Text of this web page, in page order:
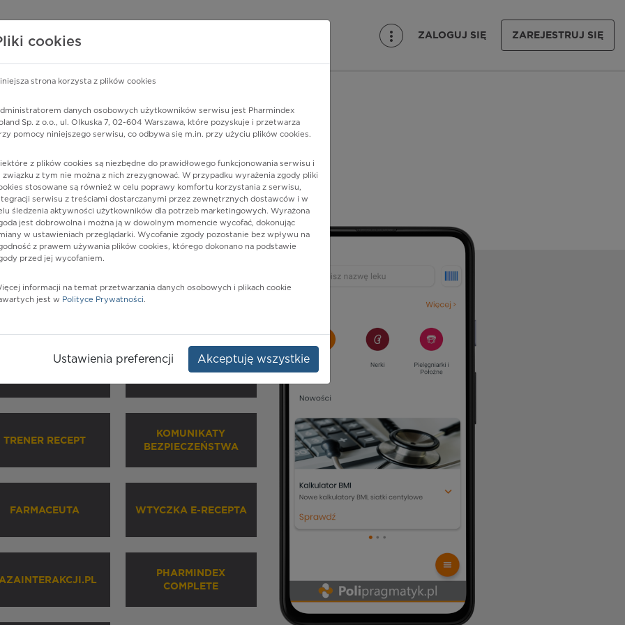
o lekach
PHARMINDEX ZALOGUJ SIĘ ZAREJESTRUJ SIĘ
ochrony zdrowia
INHALATORY
TRENER RECEPT
KOMUNIKATY
BEZPIECZEŃSTWA
FARMACEUTA WTYCZKA E-RECEPTA
PHARMINDEX
COMPLETE
cookies
strona korzysta z plików cookies
danych osobowych użytkowników serwisu jest Pharmindex
Sp. z o.o., ul. Olkuska 7, 02-604 Warszawa, które pozyskuje i przetwarza
pomocy niniejszego serwisu, co odbywa się m.in. przy użyciu plików cookies.
z plików cookies są niezbędne do prawidłowego funkcjonowania serwisu i
związku z tym nie można z nich zrezygnować. W przypadku wyrażenia zgody pliki
stosowane są również w celu poprawy komfortu korzystania z serwisu,
serwisu z treściami dostarczanymi przez zewnętrznych dostawców i w
śledzenia aktywności użytkowników dla potrzeb marketingowych. Wyrażona
jest dobrowolna i można ją w dowolnym momencie wycofać, dokonując
w ustawieniach przeglądarki. Wycofanie zgody pozostanie bez wpływu na
z prawem używania plików cookies, którego dokonano na podstawie
przed jej wycofaniem.
informacji na temat przetwarzania danych osobowych i plikach cookie
jest w Polityce Prywatności.
Ustawienia preferencji Akceptuję wszystkie